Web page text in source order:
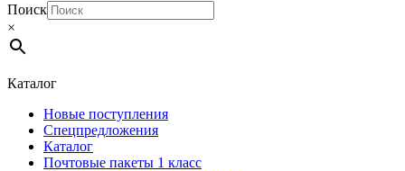
Поиск
×
Каталог
Новые поступления
Спецпредложения
Каталог
Почтовые пакеты 1 класс